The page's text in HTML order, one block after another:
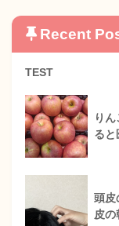
Recent
TEST
り
ると
頭皮
皮